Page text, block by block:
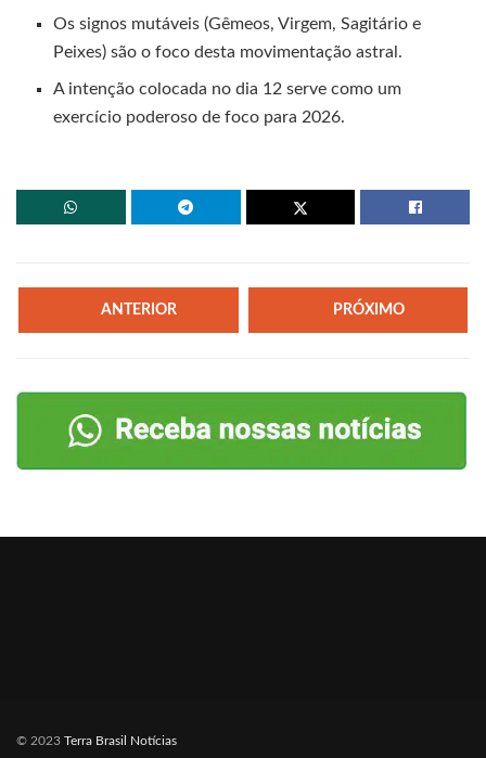
Os signos mutáveis (Gêmeos, Virgem, Sagitário e
Peixes) são o foco desta movimentação astral.
A intenção colocada no dia 12 serve como um
exercício poderoso de foco para 2026.
ANTERIOR PRÓXIMO
© 2023 Terra Brasil Notícias